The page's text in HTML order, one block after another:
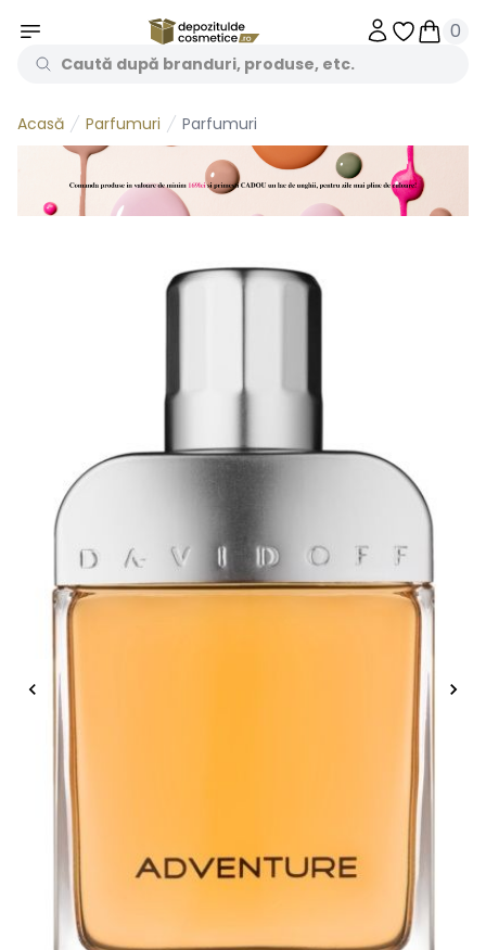
Obiecte
0
Acasă Parfumuri Parfumuri